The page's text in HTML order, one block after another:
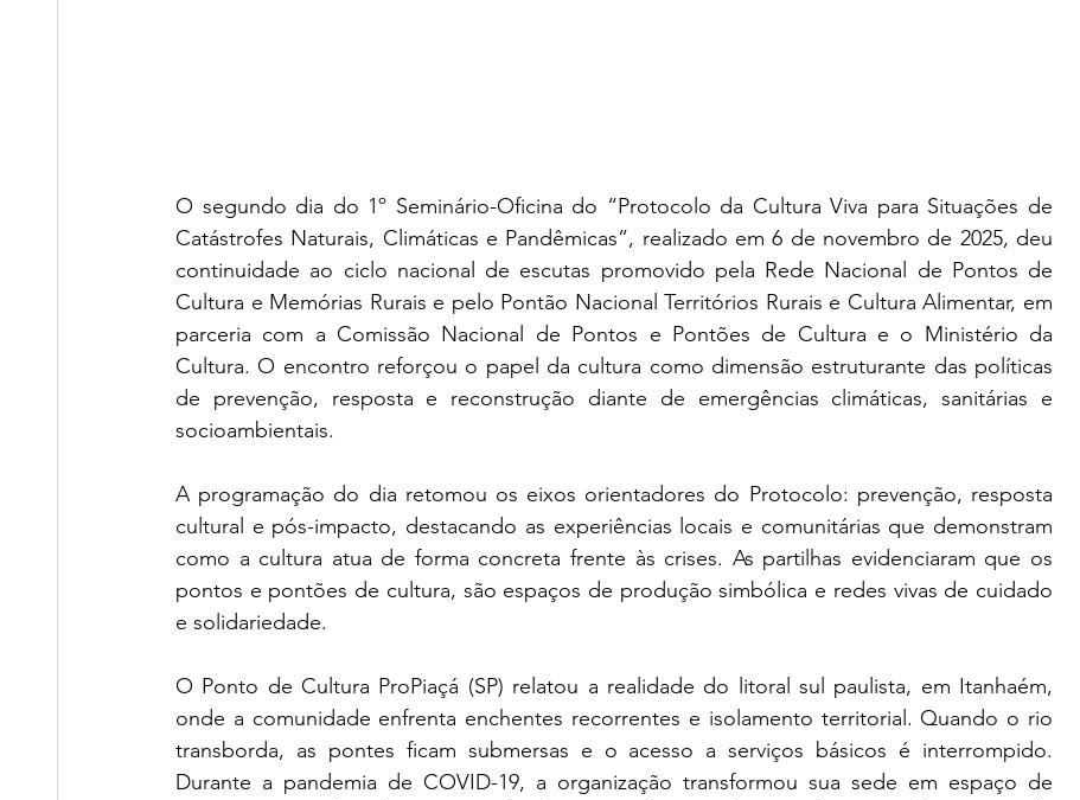
O segundo dia do 1º Seminário-Oficina do “Protocolo da Cultura Viva para Situações de
Catástrofes Naturais, Climáticas e Pandêmicas”, realizado em 6 de novembro de 2025, deu
continuidade ao ciclo nacional de escutas promovido pela Rede Nacional de Pontos de
Cultura e Memórias Rurais e pelo Pontão Nacional Territórios Rurais e Cultura Alimentar, em
parceria com a Comissão Nacional de Pontos e Pontões de Cultura e o Ministério da
Cultura. O encontro reforçou o papel da cultura como dimensão estruturante das políticas
de prevenção, resposta e reconstrução diante de emergências climáticas, sanitárias e
socioambientais.
A programação do dia retomou os eixos orientadores do Protocolo: prevenção, resposta
cultural e pós-impacto, destacando as experiências locais e comunitárias que demonstram
como a cultura atua de forma concreta frente às crises. As partilhas evidenciaram que os
pontos e pontões de cultura, são espaços de produção simbólica e redes vivas de cuidado
e solidariedade.
O Ponto de Cultura ProPiaçá (SP) relatou a realidade do litoral sul paulista, em Itanhaém,
onde a comunidade enfrenta enchentes recorrentes e isolamento territorial. Quando o rio
transborda, as pontes ficam submersas e o acesso a serviços básicos é interrompido.
Durante a pandemia de COVID-19, a organização transformou sua sede em espaço de